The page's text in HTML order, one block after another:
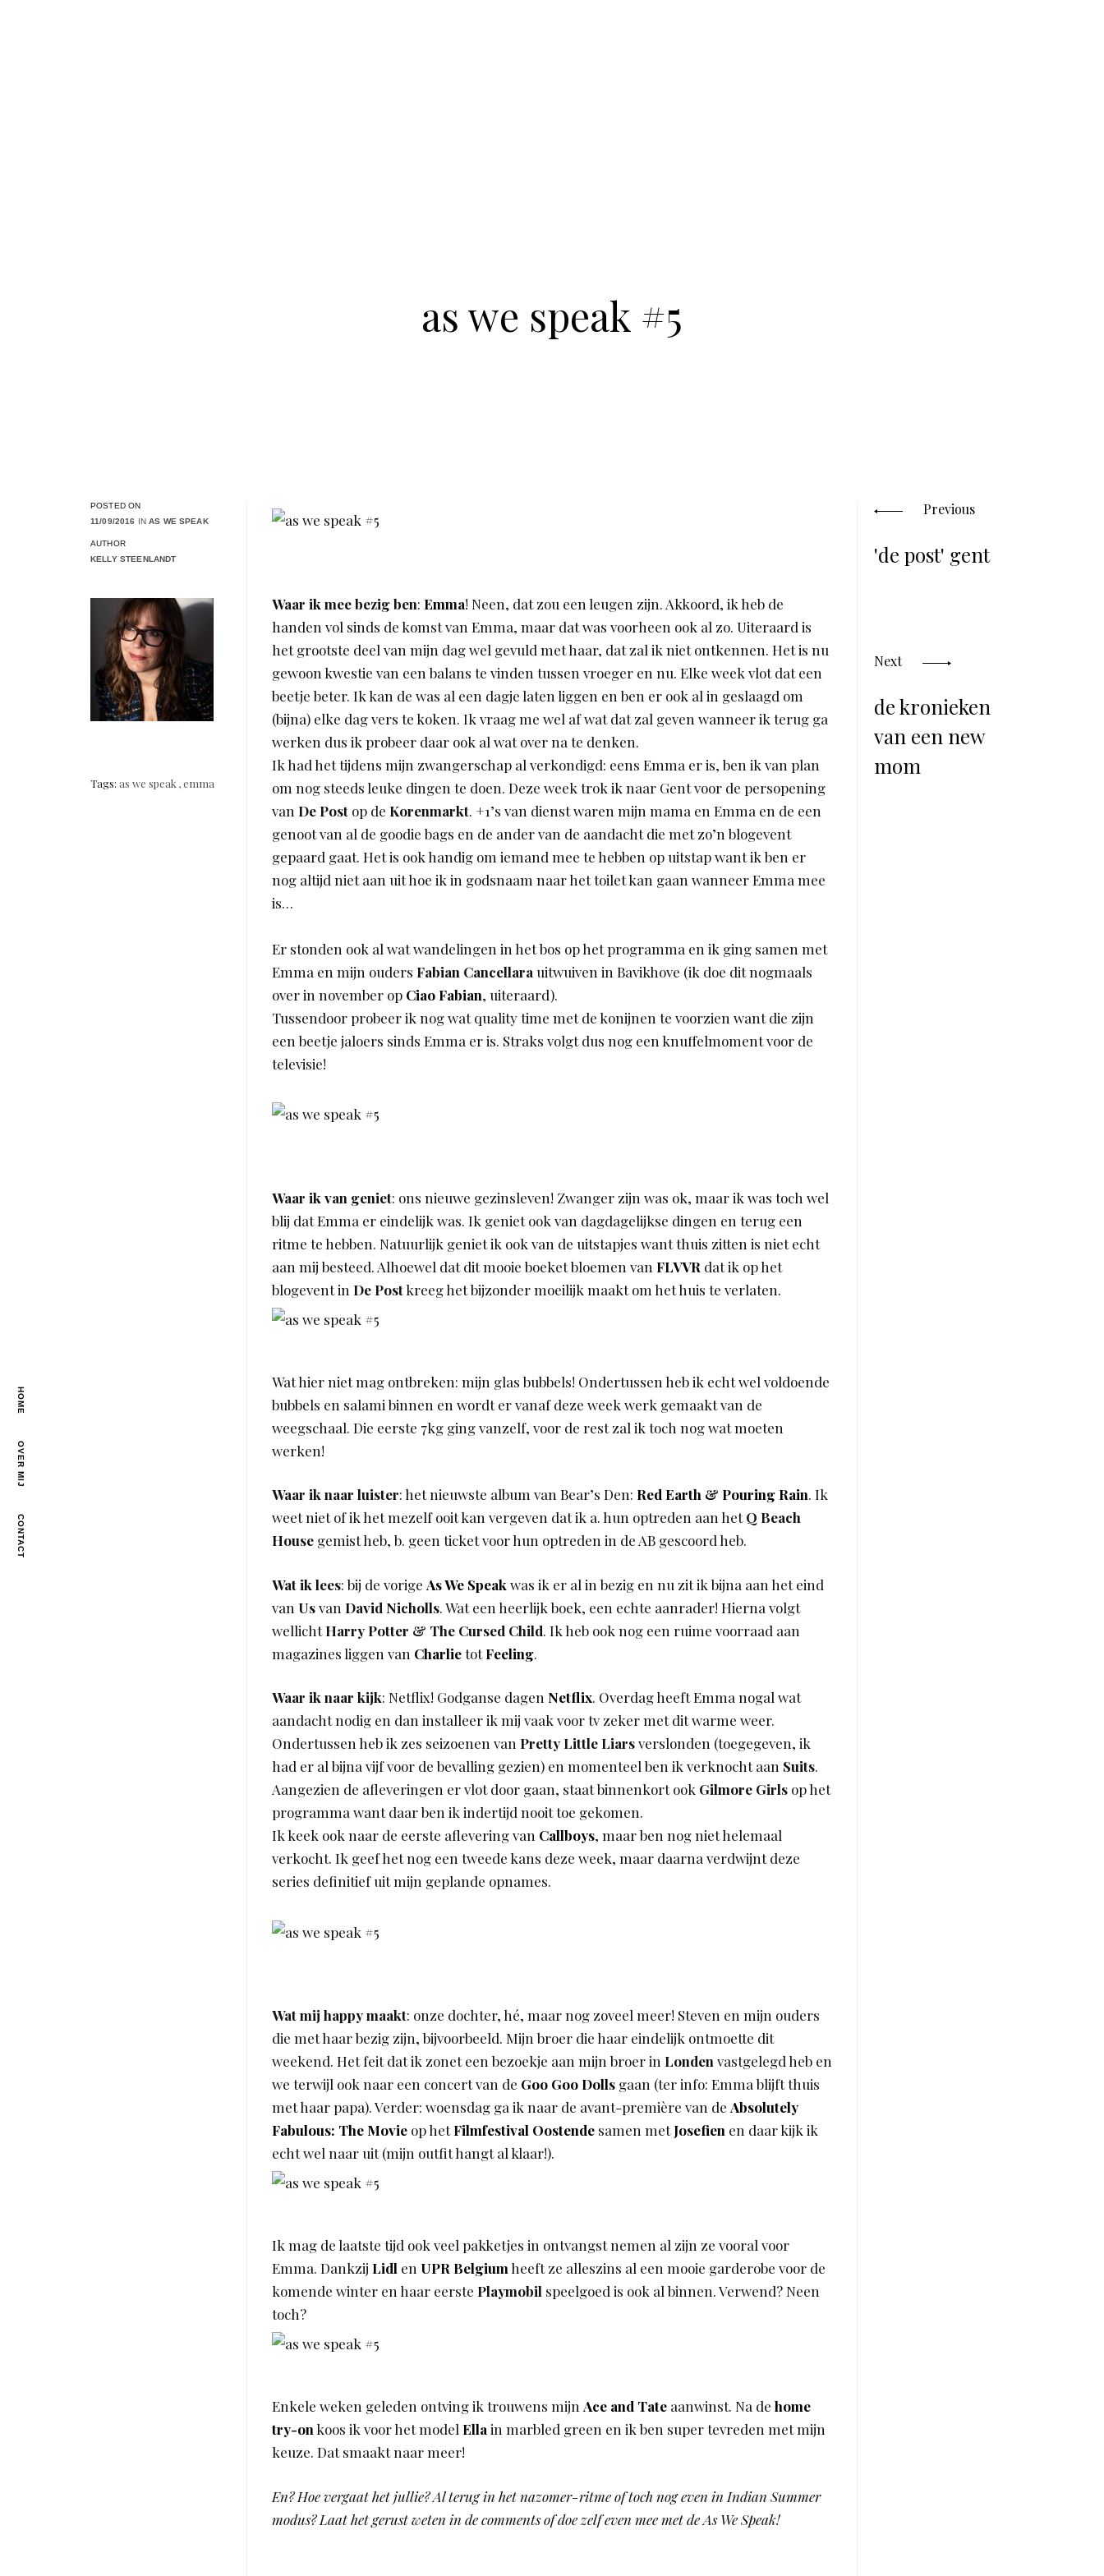
HOME
OVER MIJ
CONTACT
as we speak #5
POSTED ON
11/09/2016
INAS WE SPEAK
AUTHOR
KELLY STEENLANDT
Tags: as we speak ,emma
navigation
Previous
'de post' gent
Next
de kronieken
van een new
mom
Waar ik mee bezig ben: Emma! Neen, dat zou een leugen zijn. Akkoord, ik heb de
handen vol sinds de komst van Emma, maar dat was voorheen ook al zo. Uiteraard is
het grootste deel van mijn dag wel gevuld met haar, dat zal ik niet ontkennen. Het is nu
gewoon kwestie van een balans te vinden tussen vroeger en nu. Elke week vlot dat een
beetje beter. Ik kan de was al een dagje laten liggen en ben er ook al in geslaagd om
(bijna) elke dag vers te koken. Ik vraag me wel af wat dat zal geven wanneer ik terug ga
werken dus ik probeer daar ook al wat over na te denken.
Ik had het tijdens mijn zwangerschap al verkondigd: eens Emma er is, ben ik van plan
om nog steeds leuke dingen te doen. Deze week trok ik naar Gent voor de persopening
van De Post op de Korenmarkt. +1’s van dienst waren mijn mama en Emma en de een
genoot van al de goodie bags en de ander van de aandacht die met zo’n blogevent
gepaard gaat. Het is ook handig om iemand mee te hebben op uitstap want ik ben er
nog altijd niet aan uit hoe ik in godsnaam naar het toilet kan gaan wanneer Emma mee
is…
Er stonden ook al wat wandelingen in het bos op het programma en ik ging samen met
Emma en mijn ouders Fabian Cancellara uitwuiven in Bavikhove (ik doe dit nogmaals
over in november op Ciao Fabian, uiteraard).
Tussendoor probeer ik nog wat quality time met de konijnen te voorzien want die zijn
een beetje jaloers sinds Emma er is. Straks volgt dus nog een knuffelmoment voor de
televisie!
Waar ik van geniet: ons nieuwe gezinsleven! Zwanger zijn was ok, maar ik was toch wel
blij dat Emma er eindelijk was. Ik geniet ook van dagdagelijkse dingen en terug een
ritme te hebben. Natuurlijk geniet ik ook van de uitstapjes want thuis zitten is niet echt
aan mij besteed. Alhoewel dat dit mooie boeket bloemen van FLVVR dat ik op het
blogevent in De Postkreeg het bijzonder moeilijk maakt om het huis te verlaten.
Wat hier niet mag ontbreken: mijn glas bubbels! Ondertussen heb ik echt wel voldoende
bubbels en salami binnen en wordt er vanaf deze week werk gemaakt van de
weegschaal. Die eerste 7kg ging vanzelf, voor de rest zal ik toch nog wat moeten
werken!
Waar ik naar luister: het nieuwste album van Bear’s Den: Red Earth & Pouring Rain. Ik
weet niet of ik het mezelf ooit kan vergeven dat ik a. hun optreden aan hetQ Beach
House gemist heb, b. geen ticket voor hun optreden in de AB gescoord heb.
Wat ik lees: bij de vorige As We Speak was ik er al in bezig en nu zit ik bijna aan het eind
van Usvan David Nicholls. Wat een heerlijk boek, een echte aanrader! Hierna volgt
wellichtHarry Potter & The Cursed Child. Ik heb ook nog een ruime voorraad aan
magazines liggen van CharlietotFeeling.
Waar ik naar kijk: Netflix! Godganse dagen Netflix. Overdag heeft Emma nogal wat
aandacht nodig en dan installeer ik mij vaak voor tv zeker met dit warme weer.
Ondertussen heb ik zes seizoenen van Pretty Little Liarsverslonden (toegegeven, ik
had er al bijna vijf voor de bevalling gezien) en momenteel ben ik verknocht aan Suits.
Aangezien de afleveringen er vlot door gaan, staat binnenkort ook Gilmore Girls op het
programma want daar ben ik indertijd nooit toe gekomen.
Ik keek ook naar de eerste aflevering van Callboys, maar ben nog niet helemaal
verkocht. Ik geef het nog een tweede kans deze week, maar daarna verdwijnt deze
series definitief uit mijn geplande opnames.
Wat mij happy maakt: onze dochter, hé, maar nog zoveel meer! Steven en mijn ouders
die met haar bezig zijn, bijvoorbeeld. Mijn broer die haar eindelijk ontmoette dit
weekend. Het feit dat ik zonet een bezoekje aan mijn broer in Londen vastgelegd heb en
we terwijl ook naar een concert van de Goo Goo Dolls gaan (ter info: Emma blijft thuis
met haar papa). Verder: woensdag ga ik naar de avant-première van de Absolutely
Fabulous: The Movie op hetFilmfestival Oostende samen metJosefien en daar kijk ik
echt wel naar uit (mijn outfit hangt al klaar!).
Ik mag de laatste tijd ook veel pakketjes in ontvangst nemen al zijn ze vooral voor
Emma. Dankzij Lidl en UPR Belgium heeft ze alleszins al een mooie garderobe voor de
komende winter en haar eerste Playmobil speelgoed is ook al binnen. Verwend? Neen
toch?
Enkele weken geleden ontving ik trouwens mijn Ace and Tate aanwinst. Na de home
try-on koos ik voor het model Ella in marbled green en ik ben super tevreden met mijn
keuze. Dat smaakt naar meer!
En? Hoe vergaat het jullie? Al terug in het nazomer-ritme of toch nog even in Indian Summer
modus? Laat het gerust weten in de comments of doe zelf even mee met de As We Speak!